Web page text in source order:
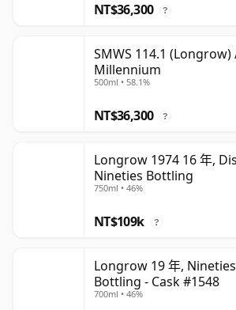
NT$36,300 ?
SMWS 114.1 (Longrow)
Millennium
500ml • 58.1%
NT$36,300 ?
Longrow 1974 16 年,
Nineties Bottling
750ml • 46%
NT$109k ?
Longrow 19 年,
Bottling - Cask #1548
700ml • 46%